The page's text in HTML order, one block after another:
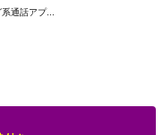
通話アプ...